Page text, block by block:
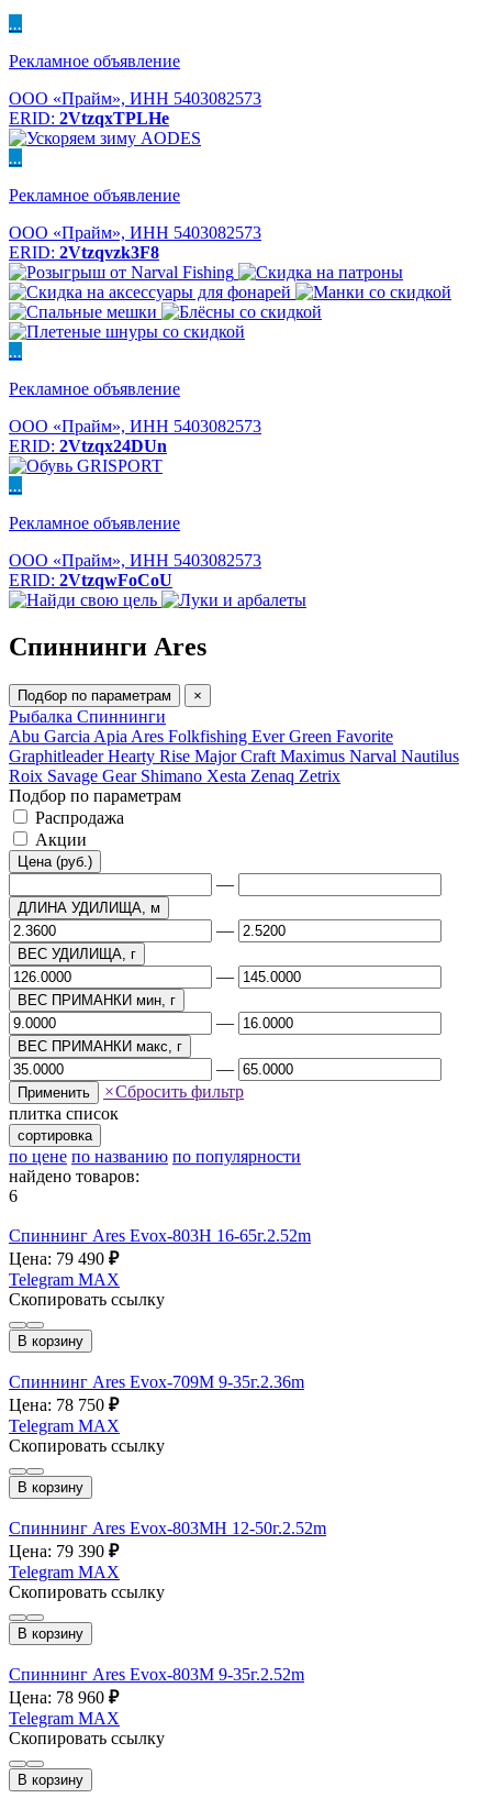
...
Рекламное объявление
ООО «Прайм», ИНН 5403082573
ERID: 2VtzqxTPLHe
...
Рекламное объявление
ООО «Прайм», ИНН 5403082573
ERID: 2Vtzqvzk3F8
...
Рекламное объявление
ООО «Прайм», ИНН 5403082573
ERID: 2Vtzqx24DUn
...
Рекламное объявление
ООО «Прайм», ИНН 5403082573
ERID: 2VtzqwFoCoU
Спиннинги Ares
Подбор по параметрам ×
Рыбалка Спиннинги
Abu Garcia Apia Ares Folkfishing Ever Green Favorite
GraphitleaderHearty Rise Major Craft Maximus Narval Nautilus
Roix Savage Gear Shimano Xesta Zenaq Zetrix
Подбор по параметрам
Распродажа
Акции
Цена (руб.)
—
ДЛИНА УДИЛИЩА, м
—
ВЕС УДИЛИЩА, г
—
ВЕС ПРИМАНКИ мин, г
—
ВЕС ПРИМАНКИ макс, г
—
Применить ×Сбросить фильтр
плитка список
сортировка
по цене по названию по популярности
найдено товаров:
6
Спиннинг Ares Evox-803H 16-65г.2.52m
Цена: 79 490 ₽
Telegram MAX
Скопировать ссылку
В корзину
Спиннинг Ares Evox-709M 9-35г.2.36m
Цена: 78 750 ₽
Telegram MAX
Скопировать ссылку
В корзину
Спиннинг Ares Evox-803MH 12-50г.2.52m
Цена: 79 390 ₽
Telegram MAX
Скопировать ссылку
В корзину
Спиннинг Ares Evox-803M 9-35г.2.52m
Цена: 78 960 ₽
Telegram MAX
Скопировать ссылку
В корзину